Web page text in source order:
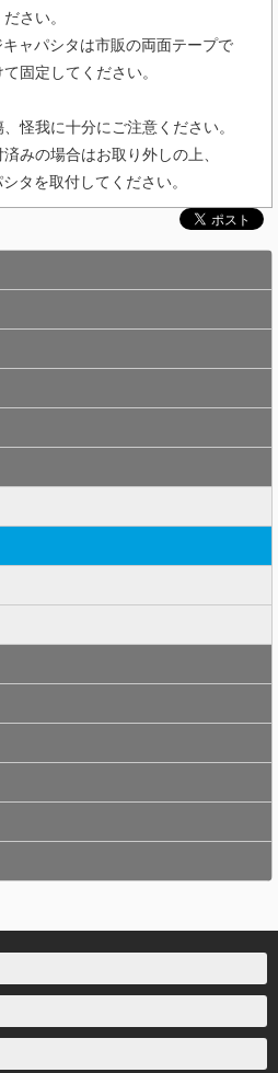
さい。
キャパシタは市販の両面テープで
固定してください。
怪我に十分にご注意ください。
みの場合はお取り外しの上、
タを取付してください。